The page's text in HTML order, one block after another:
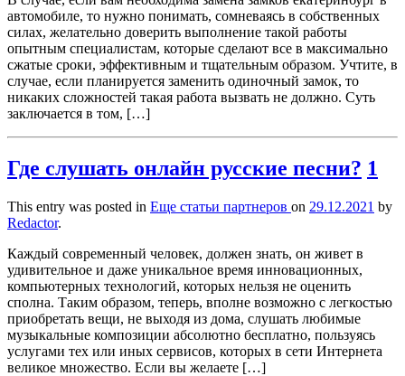
автомобиле, то нужно понимать, сомневаясь в собственных
силах, желательно доверить выполнение такой работы
опытным специалистам, которые сделают все в максимально
сжатые сроки, эффективным и тщательным образом. Учтите, в
случае, если планируется заменить одиночный замок, то
никаких сложностей такая работа вызвать не должно. Суть
заключается в том, […]
Где слушать онлайн русские песни? 1
This entry was posted in Еще статьи партнеров on 29.12.2021 by
Redactor.
Каждый современный человек, должен знать, он живет в
удивительное и даже уникальное время инновационных,
компьютерных технологий, которых нельзя не оценить
сполна. Таким образом, теперь, вполне возможно с легкостью
приобретать вещи, не выходя из дома, слушать любимые
музыкальные композиции абсолютно бесплатно, пользуясь
услугами тех или иных сервисов, которых в сети Интернета
великое множество. Если вы желаете […]